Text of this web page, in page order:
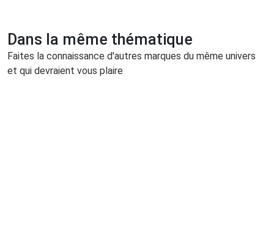
Dans la même thématique
Faites la connaissance d'autres marques du même univers
et qui devraient vous plaire